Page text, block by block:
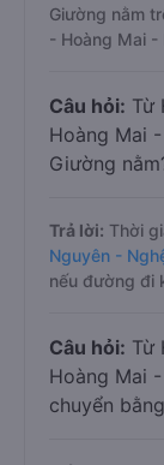
Giường nằm
- Hoàng Mai -
Câu hỏi: Từ
Hoàng Mai
Giường
Trả lời: Thời
Nguyên -
nếu đường đi
Câu hỏi: Từ
Hoàng Mai
chuyển